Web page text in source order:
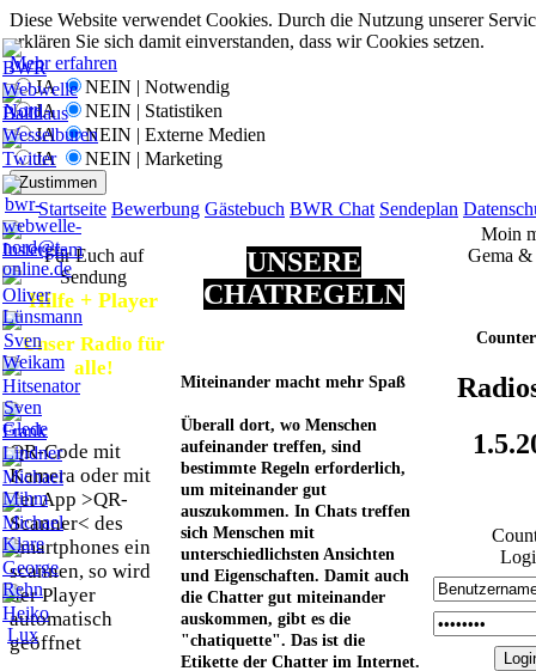
Diese Website verwendet Cookies. Durch die Nutzung unserer
erklären Sie sich damit einverstanden, dass wir Cookies setzen.
Mehr erfahren
JA
NEIN | Notwendig
JA
NEIN | Statistiken
JA
NEIN | Externe Medien
JA
NEIN | Marketing
Zustimmen
Startseite Bewerbung Gästebuch BWR Chat Sendeplan
Für Euch auf
Sendung
Hilfe + Player
Unser Radio für
alle!
QR-Code mit
Kamera oder mit
der App >QR-
Scanner< des
Smartphones ein
scannen, so wird
der Player
automatisch
geöffnet
UNSERE
CHATREGELN
Miteinander macht mehr Spaß
Überall dort, wo Menschen
aufeinander treffen, sind
bestimmte Regeln erforderlich,
um miteinander gut
auszukommen. In Chats treffen
sich Menschen mit
unterschiedlichsten Ansichten
und Eigenschaften. Damit auch
die Chatter gut miteinander
auskommen, gibt es die
"chatiquette". Das ist die
Etikette der Chatter im Internet.
Moin
Gema